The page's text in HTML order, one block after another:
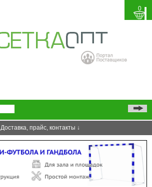
0
Доставка, прайс, контакты ↓